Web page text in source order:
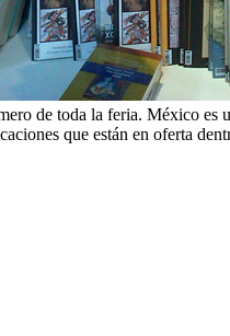
de toda la feria. México es
que están en oferta